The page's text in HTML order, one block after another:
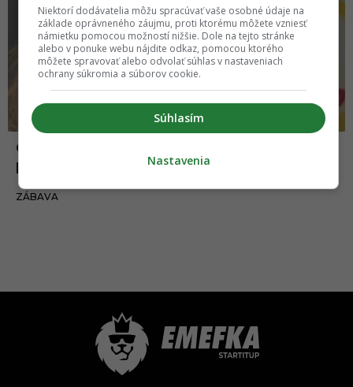
Originálna fotka mamičky s kresleným
portrétom od dcéry sa stala virálnou
ZÁBAVA
Niektorí dodávatelia môžu spracúvať vaše osobné údaje na
základe oprávneného záujmu, proti ktorému môžete vzniesť
námietku pomocou možností nižšie. Dole na tejto stránke
alebo v ponuke webu nájdite odkaz, pomocou ktorého
môžete spravovať alebo odvolať súhlas v nastaveniach
ochrany súkromia a súborov cookie.
Súhlasím
Nastavenia